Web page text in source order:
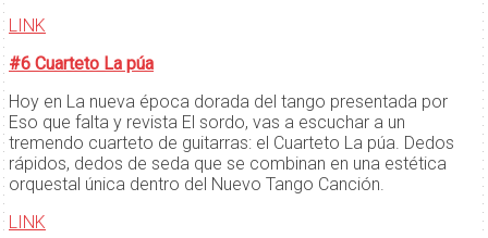
LINK
#6 Cuarteto La púa
Hoy en La nueva época dorada del tango presentada por
Eso que falta y revista El sordo, vas a escuchar a un
tremendo cuarteto de guitarras: el Cuarteto La púa. Dedos
rápidos, dedos de seda que se combinan en una estética
orquestal única dentro del Nuevo Tango Canción.
LINK